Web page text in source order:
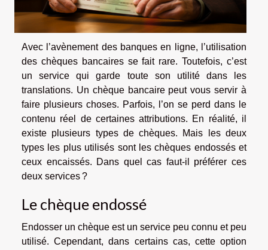
Avec l’avènement des banques en ligne, l’utilisation
des chèques bancaires se fait rare. Toutefois, c’est
un service qui garde toute son utilité dans les
translations. Un chèque bancaire peut vous servir à
faire plusieurs choses. Parfois, l’on se perd dans le
contenu réel de certaines attributions. En réalité, il
existe plusieurs types de chèques. Mais les deux
types les plus utilisés sont les chèques endossés et
ceux encaissés. Dans quel cas faut-il préférer ces
deux services ?
Le chèque endossé
Endosser un chèque est un service peu connu et peu
utilisé. Cependant, dans certains cas, cette option